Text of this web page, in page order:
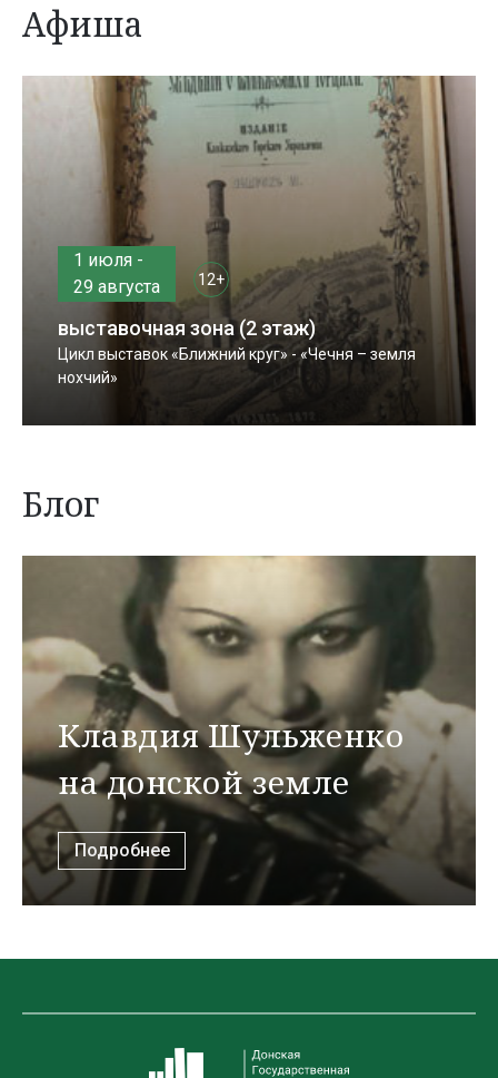
Афиша
1 июля -
29 августа
12+
выставочная зона (2 этаж)
Цикл выставок «Ближний круг» - «Чечня – земля
нохчий»
Блог
Клавдия Шульженко
на донской земле
Подробнее